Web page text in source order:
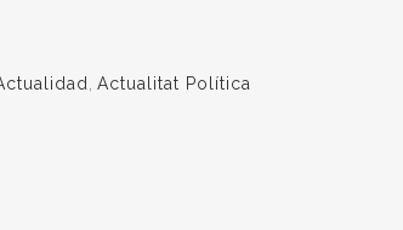
Actualitat Política